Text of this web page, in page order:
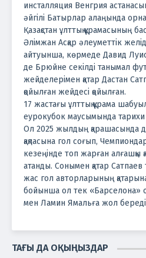
инсталляция Венгрия
әйгілі Батырлар алаңында
Қазақстан ұлттық құрамасының
Әлімжан Асқар әлеуметтік
айтуынша, көрмеде Давид
де Брюйне секілді танымал
жейделерімен қатар Дастан
қойылған жейдесі қойылған.
17 жастағы ұлттық құрама
еурокубок маусымында тарихи
Ол 2025 жылдың қарашасында
қақпасына гол соғып,
кезеңінде топ жарған алғашқы
атанды. Сонымен қатар
жас гол авторларының
бойынша ол тек
мен Ламин Ямальға жол
ТАҒЫ ДА ОҚЫҢЫЗДАР